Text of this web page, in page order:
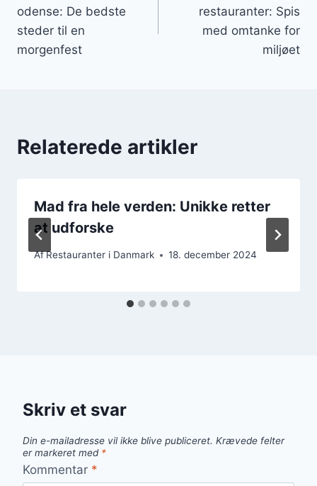
odense: De bedste
steder til en
morgenfest
restauranter: Spis
med omtanke for
miljøet
Relaterede artikler
Mad fra hele verden: Unikke retter
at udforske
AfRestauranter i Danmark 18. december 2024
Skriv et svar
Din e-mailadresse vil ikke blive publiceret. Krævede felter
er markeret med *
Kommentar *